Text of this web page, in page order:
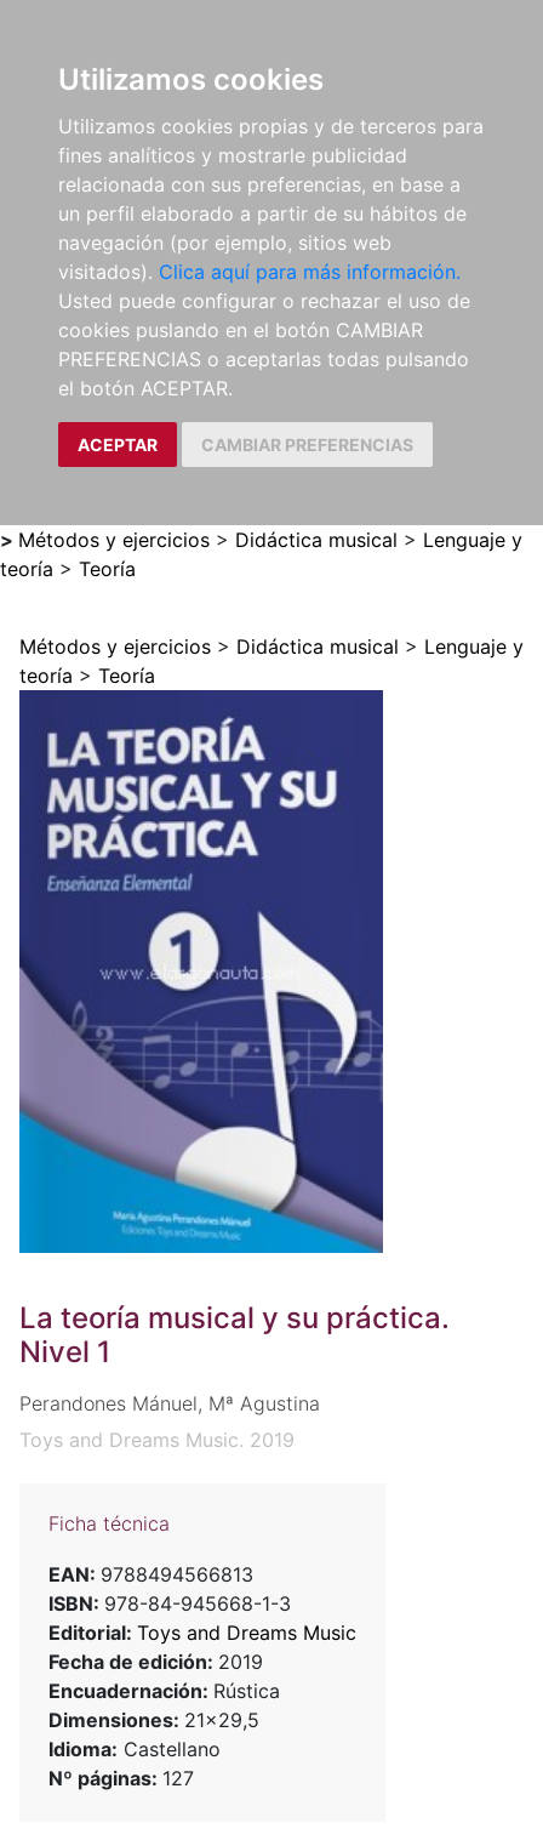
Utilizamos cookies
Utilizamos cookies propias y de terceros para
fines analíticos y mostrarle publicidad
relacionada con sus preferencias, en base a
un perfil elaborado a partir de su hábitos de
navegación (por ejemplo, sitios web
visitados). Clica aquí para más información.
Usted puede configurar o rechazar el uso de
cookies puslando en el botón CAMBIAR
PREFERENCIAS o aceptarlas todas pulsando
el botón ACEPTAR.
ACEPTAR CAMBIAR PREFERENCIAS
> Métodos y ejercicios > Didáctica musical > Lenguaje y
teoría > Teoría
Métodos y ejercicios > Didáctica musical > Lenguaje y
teoría > Teoría
La teoría musical y su práctica.
Nivel 1
Perandones Mánuel, Mª Agustina
Toys and Dreams Music. 2019
Ficha técnica
EAN: 9788494566813
ISBN: 978-84-945668-1-3
Editorial: Toys and Dreams Music
Fecha de edición: 2019
Encuadernación: Rústica
Dimensiones: 21x29,5
Idioma: Castellano
Nº páginas: 127